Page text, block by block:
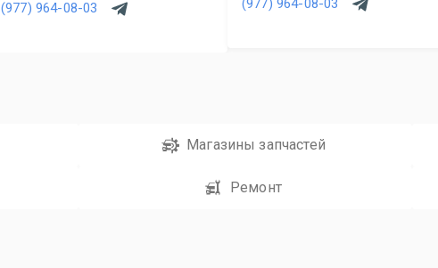
(977) 964-08-03
(977) 964-08-03
Магазины запчастей
Ремонт